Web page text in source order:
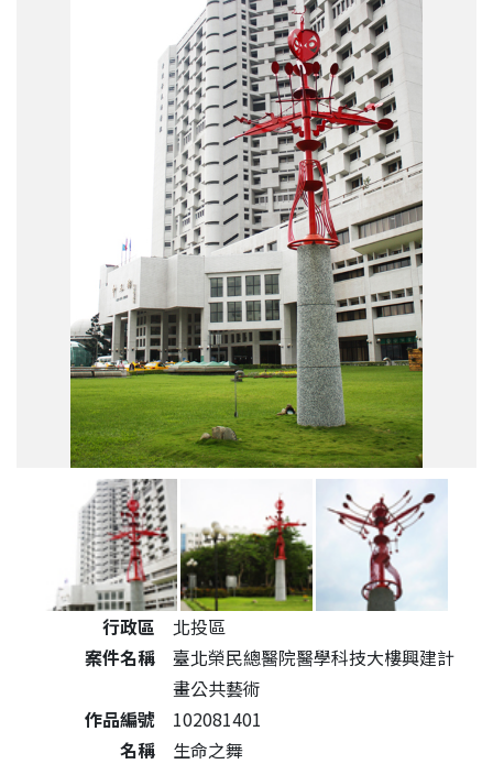
公共藝術作品詳細資料
行政區
北投區
案件名稱
臺北榮民總醫院醫學科技大樓興建計
畫公共藝術
作品編號
102081401
名稱
生命之舞